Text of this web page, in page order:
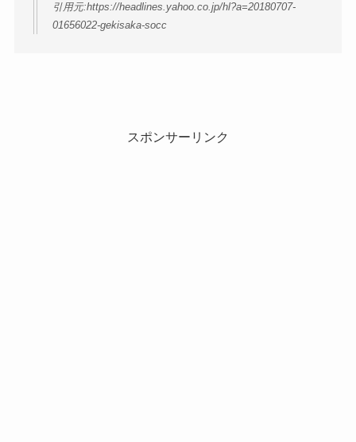
引用元:https://headlines.yahoo.co.jp/hl?a=20180707-
01656022-gekisaka-socc
スポンサーリンク